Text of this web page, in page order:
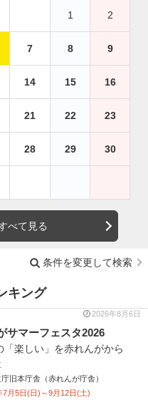
1 2
7 8 9
14 15 16
21 22 23
28 29 30
べて見る
条件を変更して検索
キング
2026年8月6日
サマーフェスタ2026
「楽しい」を赤れんがから
旧本庁舎（赤れんが庁舎）
7月5日(日)～9月12日(土)